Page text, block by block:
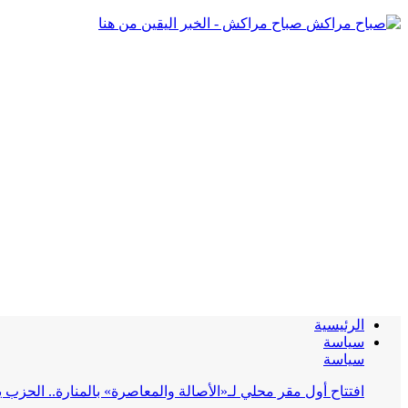
صباح مراكش - الخبر اليقين من هنا
الرئيسية
سياسة
سياسة
افتتاح أول مقر محلي لـ«الأصالة والمعاصرة» بالمنارة..